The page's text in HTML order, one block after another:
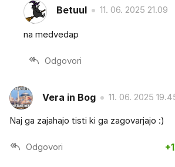
Betuul 11. 06. 2025 21.09
na medvedap
Odgovori
Vera in Bog 11. 06. 2025
Naj ga zajahajo tisti ki ga zagovarjajo :)
Odgovori